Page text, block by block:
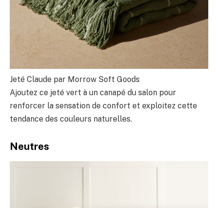
Jeté Claude par Morrow Soft Goods
Ajoutez ce jeté vert à un canapé du salon pour
renforcer la sensation de confort et exploitez cette
tendance des couleurs naturelles.
Neutres